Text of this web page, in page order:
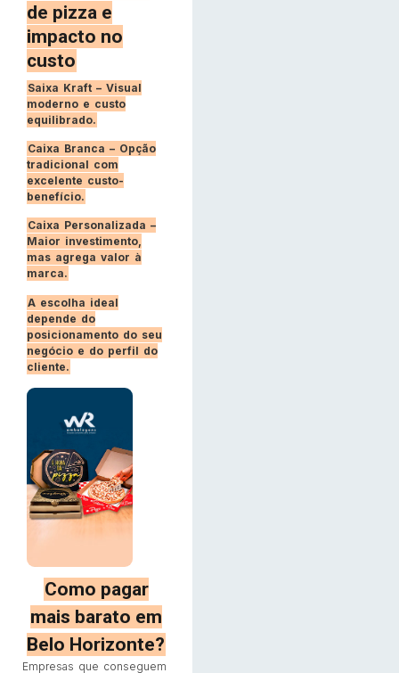
de pizza e
impacto no
custo
Saixa Kraft – Visual
moderno e custo
equilibrado.
Caixa Branca – Opção
tradicional com
excelente custo-
benefício.
Caixa Personalizada –
Maior investimento,
mas agrega valor à
marca.
A escolha ideal
depende do
posicionamento do seu
negócio e do perfil do
cliente.
Como pagar
mais barato em
Belo Horizonte?
Empresas que conseguem